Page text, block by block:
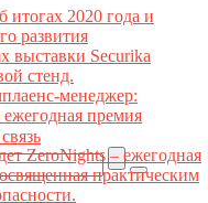
итогах 2020 года и
развития
выставки Securika
стенд.
менеджер:
премия
ZeroNights – ежегодная
практическим